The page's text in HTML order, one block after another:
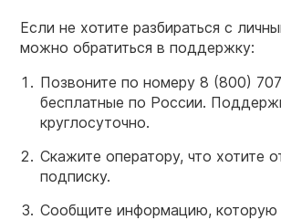
Если не хотите разбираться с
можно обратиться в поддержку:
Позвоните по номеру 8 (800)
бесплатные по России.
круглосуточно.
Скажите оператору, что хотите
подписку.
Сообщите информацию, которую